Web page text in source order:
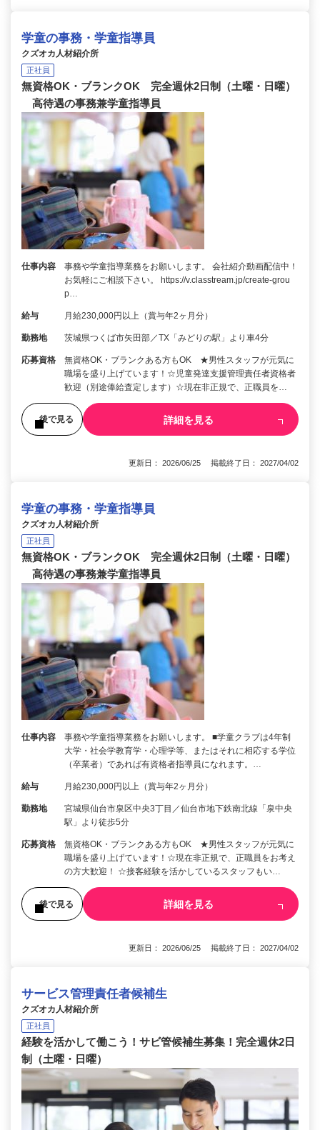
学童の事務・学童指導員
クズオカ人材紹介所
正社員
無資格OK・ブランクOK 完全週休2日制（土曜・日曜）
高待遇の事務兼学童指導員
仕事内容
事務や学童指導業務をお願いします。 会社紹介動画配信中！
お気軽にご相談下さい。 https://v.classtream.jp/create-grou
p…
給与 月給230,000円以上（賞与年2ヶ月分）
勤務地 茨城県つくば市矢田部／TX「みどりの駅」より車4分
応募資格
無資格OK・ブランクある方もOK ★男性スタッフが元気に
職場を盛り上げています！☆児童発達支援管理責任者資格者
歓迎（別途俸給査定します）☆現在非正規で、正職員を…
後で見る 詳細を見る
更新日： 2026/06/25 掲載終了日： 2027/04/02
学童の事務・学童指導員
クズオカ人材紹介所
正社員
無資格OK・ブランクOK 完全週休2日制（土曜・日曜）
高待遇の事務兼学童指導員
仕事内容
事務や学童指導業務をお願いします。 ■学童クラブは4年制
大学・社会学教育学・心理学等、またはそれに相応する学位
（卒業者）であれば有資格者指導員になれます。…
給与 月給230,000円以上（賞与年2ヶ月分）
勤務地
宮城県仙台市泉区中央3丁目／仙台市地下鉄南北線「泉中央
駅」より徒歩5分
応募資格
無資格OK・ブランクある方もOK ★男性スタッフが元気に
職場を盛り上げています！☆現在非正規で、正職員をお考え
の方大歓迎！ ☆接客経験を活かしているスタッフもい…
後で見る 詳細を見る
更新日： 2026/06/25 掲載終了日： 2027/04/02
サービス管理責任者候補生
クズオカ人材紹介所
正社員
経験を活かして働こう！サビ管候補生募集！完全週休2日
制（土曜・日曜）